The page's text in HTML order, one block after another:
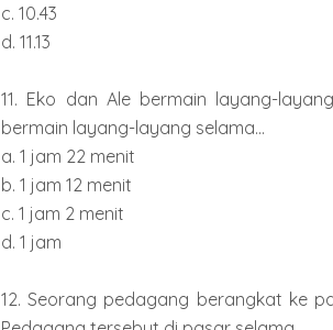
c. 10.43
d. 11.13
11. Eko dan Ale bermain layang-
bermain layang-layang selama...
a. 1 jam 22 menit
b. 1 jam 12 menit
c. 1 jam 2 menit
d. 1 jam
12. Seorang pedagang berangkat ke